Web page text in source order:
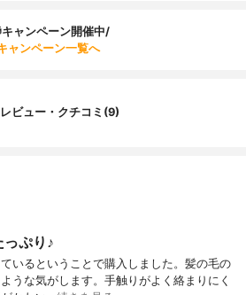
ャンペーン開催中/
ャンペーン一覧へ
ビュー・クチコミ(9)
ぷり♪
いるということで購入しました。髪の毛の
うな気がします。手触りがよく絡まりにく